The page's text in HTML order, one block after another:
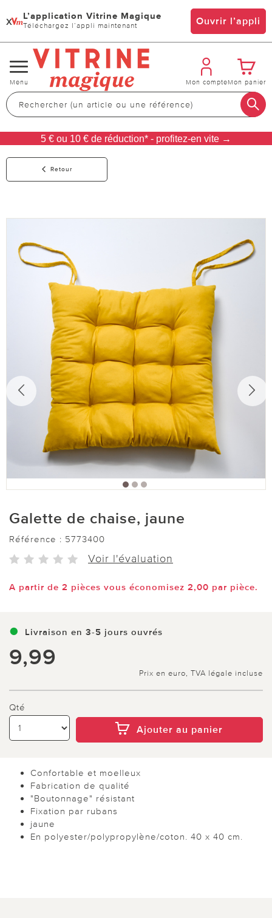
x L’application Vitrine Magique
Téléchargez l’appli maintenant Ouvrir l’appli
Changer
de
navigation
Menu Mon compteMon panier
5 € ou 10 € de réduction* - profitez-en vite →
Retour
Galette de chaise, jaune
Référence : 5773400
Voir l'évaluation
A partir de 2 pièces vous économisez 2,00 par pièce.
Livraison en 3-5 jours ouvrés
9,99
Prix en euro, TVA légale incluse
Qté
Ajouter au panier
Confortable et moelleux
Fabrication de qualité
"Boutonnage" résistant
Fixation par rubans
jaune
En polyester/polypropylène/coton. 40 x 40 cm.